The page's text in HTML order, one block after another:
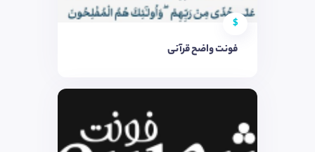
$
فونت واضح قرآنی